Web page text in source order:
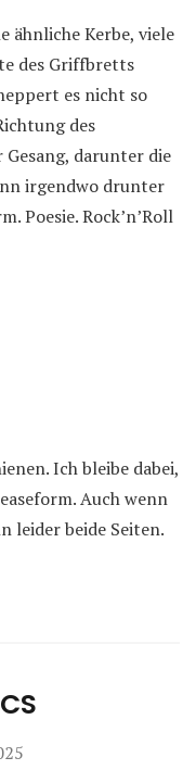
ähnliche Kerbe, viele
des Griffbretts
es nicht so
des
darunter die
irgendwo drunter
Poesie. Rock’n’Roll
Ich bleibe dabei,
Auch wenn
leider beide Seiten.